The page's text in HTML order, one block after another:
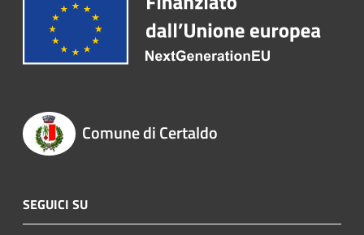
Comune di Certaldo
SEGUICI SU